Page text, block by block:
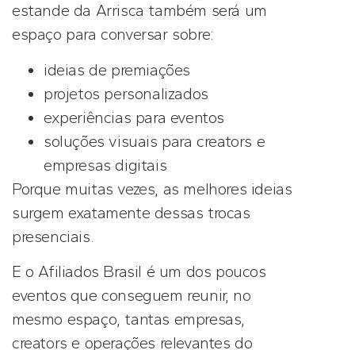
estande da Arrisca também será um
espaço para conversar sobre:
ideias de premiações
projetos personalizados
experiências para eventos
soluções visuais para creators e
empresas digitais
Porque muitas vezes, as melhores ideias
surgem exatamente dessas trocas
presenciais.
E o Afiliados Brasil é um dos poucos
eventos que conseguem reunir, no
mesmo espaço, tantas empresas,
creators e operações relevantes do